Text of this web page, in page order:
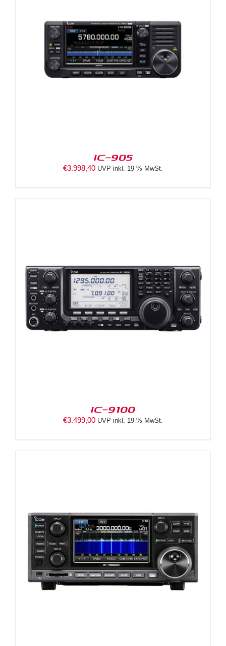
IC-905
€3.998,40 UVP inkl. 19 % MwSt.
IC-9100
€3.499,00 UVP inkl. 19 % MwSt.